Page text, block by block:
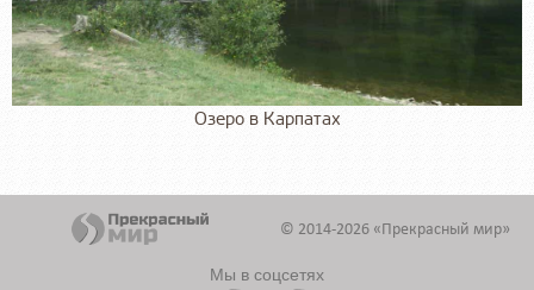
Озеро в Карпатах
© 2014-2026 «Прекрасный мир»
Мы в соцсетях